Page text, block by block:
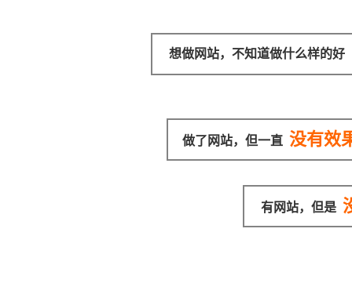
想做网站，不知道做什么样的好
做了网站，但一直 没有效
有网站，但是